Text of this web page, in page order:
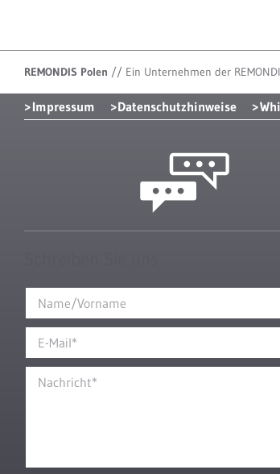
REMONDIS Polen // Ein Unternehmen der
Impressum Datenschutzhinweise